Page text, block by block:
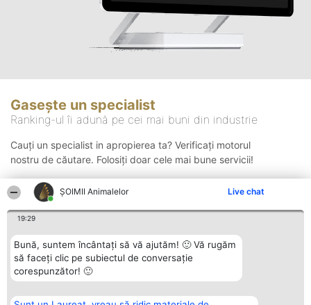
ŞOIMII Animalelor Live chat
19:29
Bună, suntem încântați să vă ajutăm! 🙂 Vă rugăm
să faceți clic pe subiectul de conversație
corespunzător! 🙂
Gasește un specialist
Ranking-ul îi adună pe cei mai buni din industrie
Cauți un specialist in apropierea ta? Verificați motorul
nostru de căutare. Folosiți doar cele mai bune servicii!